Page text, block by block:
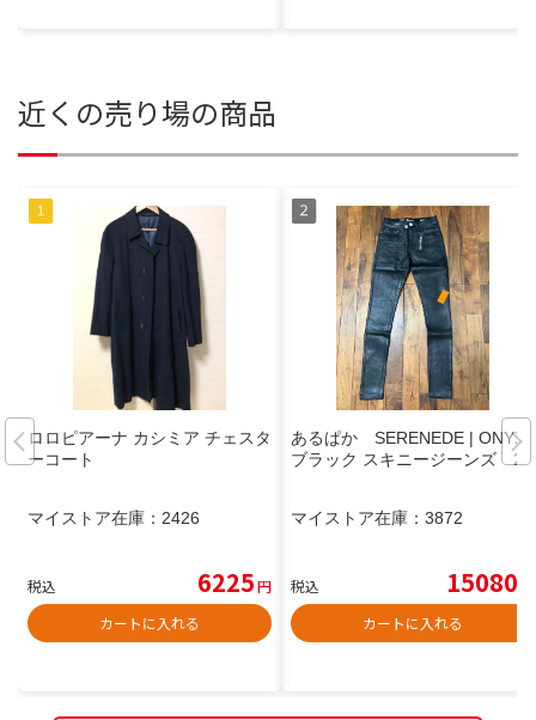
近くの売り場の商品
ロロピアーナ カシミア チェスタ
ーコート
マイストア在庫： 2426
税込 6225円
カートに入れる
あるぱか SERENEDE | ONYX
ブラック スキニージーンズ 28
マイストア在庫： 3872
税込 15080
カートに入れる